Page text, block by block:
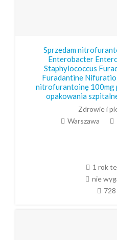
Sprzedam
Enterobacter
Staphylococcus
Furadantine Nifuratio
nitrofurantoinę 100mg
opakowania
Zdrowie i
Warszawa
1 rok
nie
728